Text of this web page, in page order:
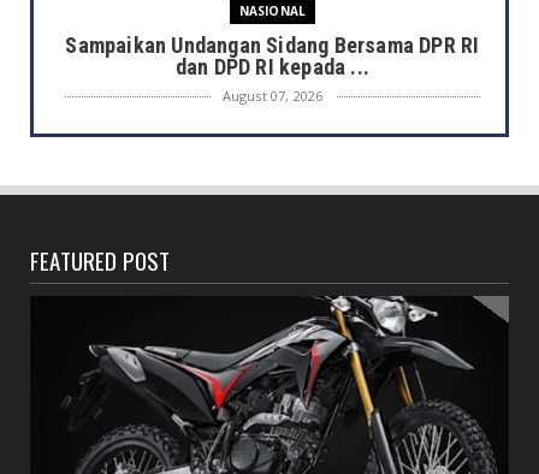
NASIONAL
Sampaikan Undangan Sidang Bersama DPR RI
dan DPD RI kepada ...
August 07, 2026
DAERAH
Gelar Lomba Kebersihan...
Jaga Kehormatan Simbol Negara, Walikota:
Jangan Pasang Bende...
August 07, 2026
DAERAH
Bersama Forkopimda, Walikota – Wawali
Bagikan 5.000 Bendera ...
August 07, 2026
FEATURED POST